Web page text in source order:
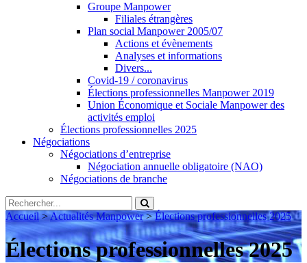
Groupe Manpower
Filiales étrangères
Plan social Manpower 2005/07
Actions et évènements
Analyses et informations
Divers...
Covid-19 / coronavirus
Élections professionnelles Manpower 2019
Union Économique et Sociale Manpower des
activités emploi
Élections professionnelles 2025
Négociations
Négociations d’entreprise
Négociation annuelle obligatoire (NAO)
Négociations de branche
Accueil>Actualités Manpower>Élections professionnelles 2025
Élections professionnelles 2025